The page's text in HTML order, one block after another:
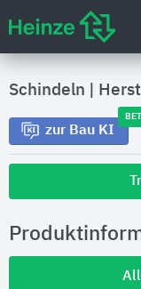
Schindeln
zur Bau KI
Hersteller